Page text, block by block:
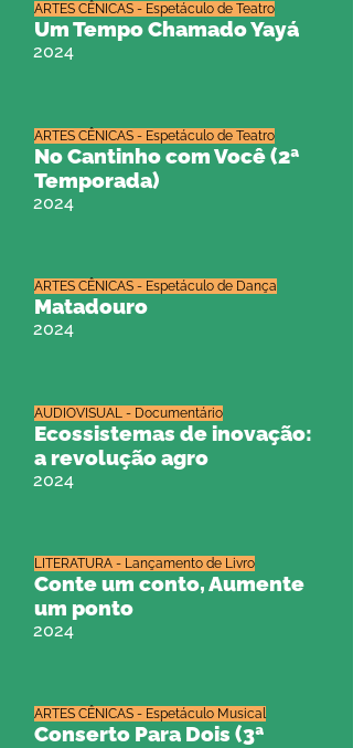
Um Tempo Chamado Yayá
2024
ARTES CÊNICAS - Espetáculo de Teatro
No Cantinho com Você (2ª
Temporada)
2024
ARTES CÊNICAS - Espetáculo de Teatro
Matadouro
2024
ARTES CÊNICAS - Espetáculo de Dança
Ecossistemas de inovação:
a revolução agro
2024
AUDIOVISUAL - Documentário
Conte um conto, Aumente
um ponto
2024
LITERATURA - Lançamento de Livro
Conserto Para Dois (3ª
ARTES CÊNICAS - Espetáculo Musical